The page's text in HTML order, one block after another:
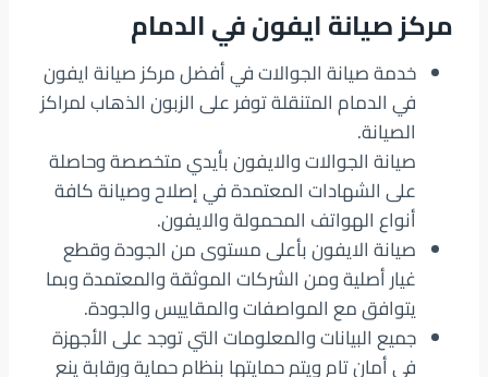
مركز صيانة ايفون في الدمام
خدمة صيانة الجوالات في أفضل مركز صيانة ايفون
في الدمام المتنقلة توفر على الزبون الذهاب لمراكز
الصيانة.
صيانة الجوالات والايفون بأيدي متخصصة وحاصلة
على الشهادات المعتمدة في إصلاح وصيانة كافة
أنواع الهواتف المحمولة والايفون.
صيانة الايفون بأعلى مستوى من الجودة وقطع
غيار أصلية ومن الشركات الموثقة والمعتمدة وبما
يتوافق مع المواصفات والمقاييس والجودة.
جميع البيانات والمعلومات التي توجد على الأجهزة
في أمان تام ويتم حمايتها بنظام حماية ورقابة ينع